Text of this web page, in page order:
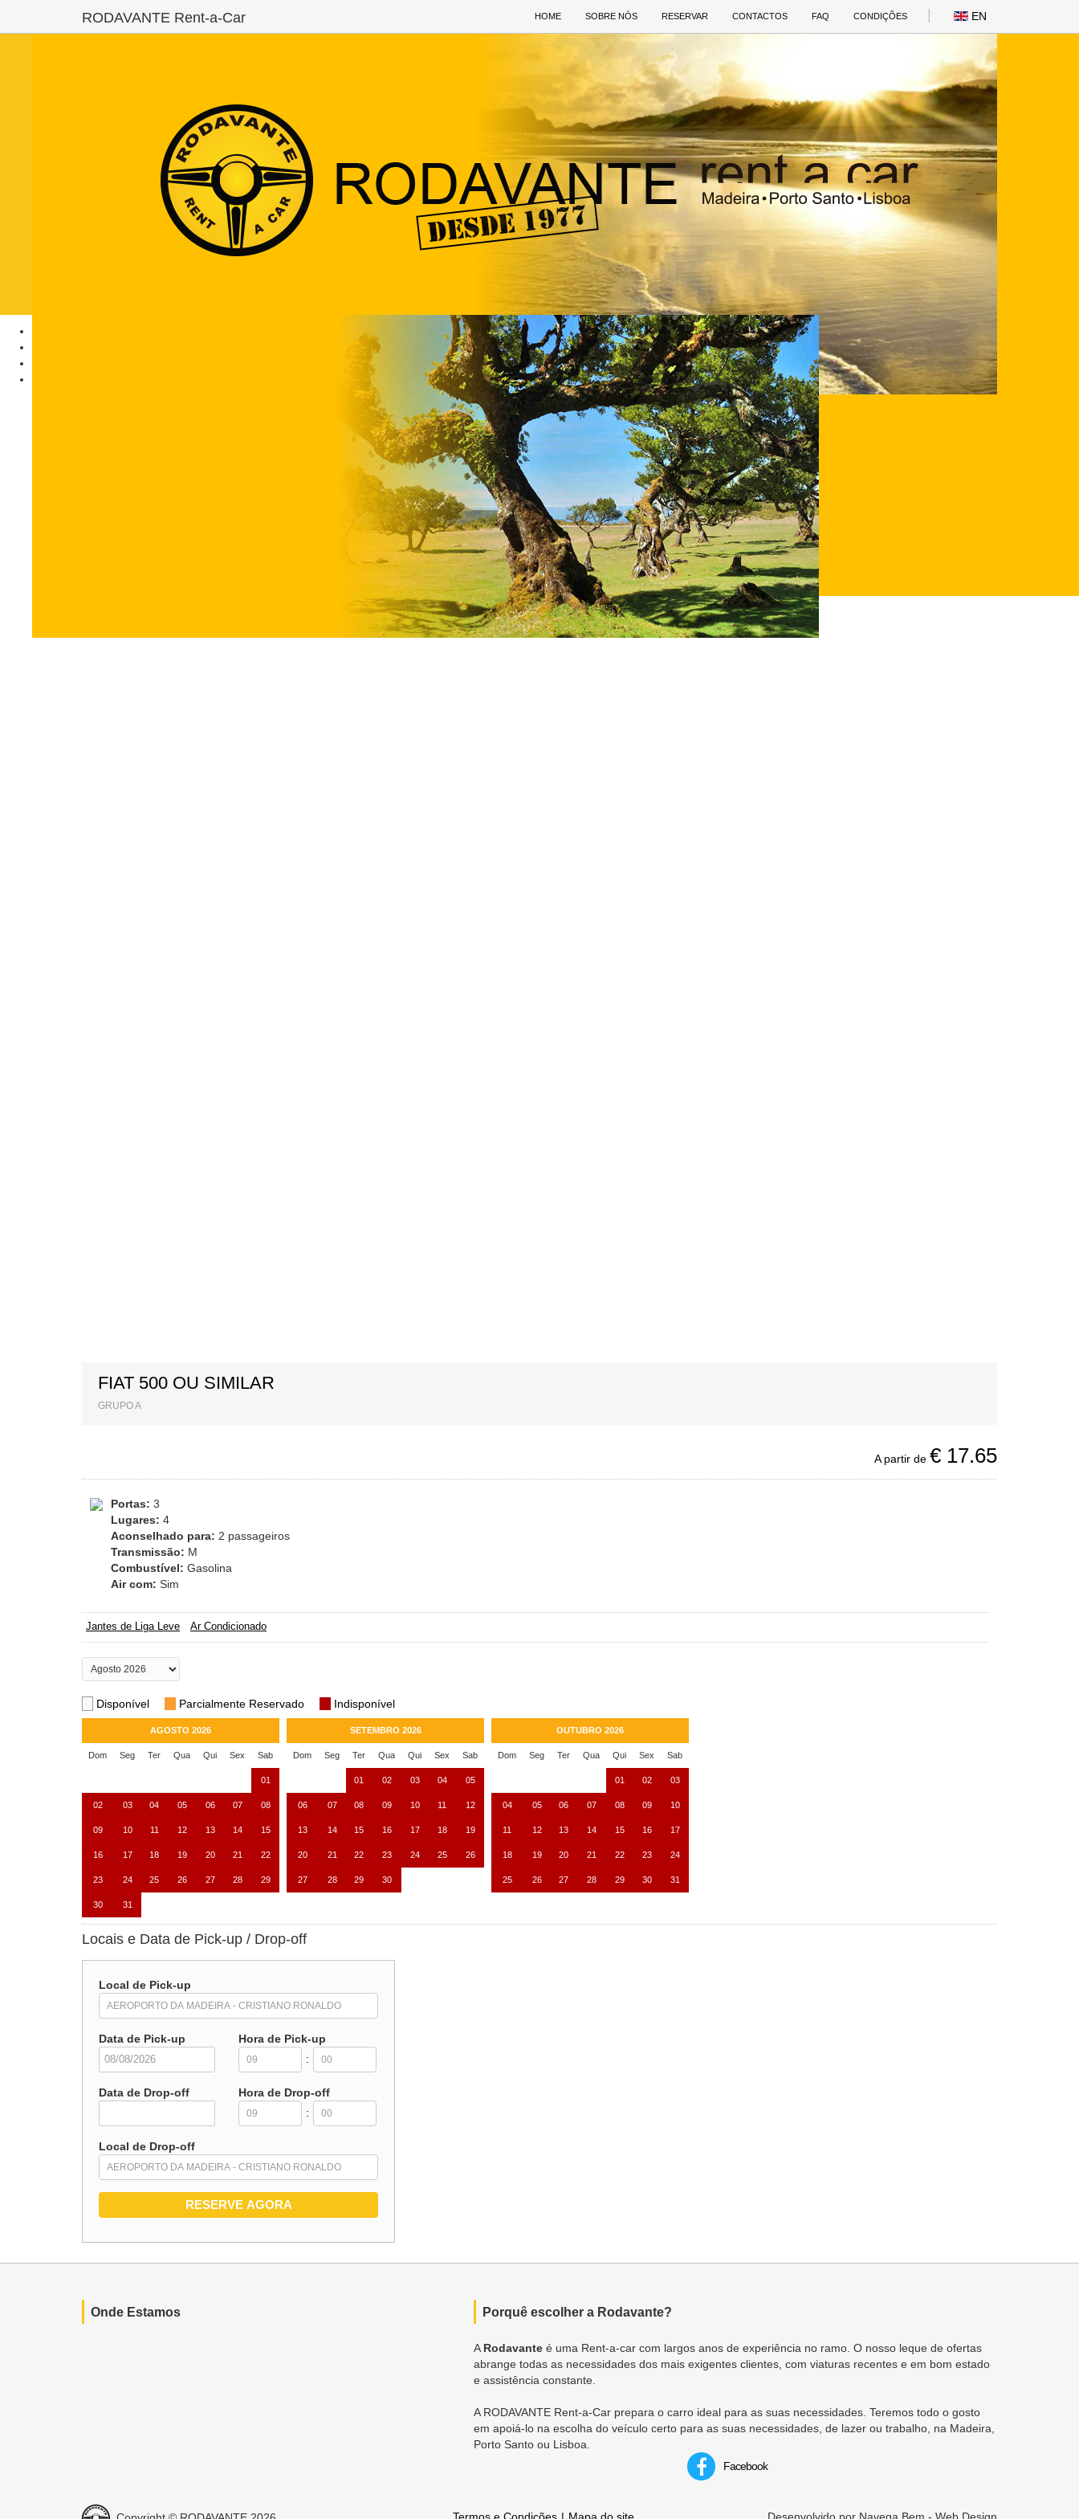
RODAVANTE Rent-a-Car HOME SOBRE NÓS RESERVAR CONTACTOS FAQ CONDIÇÕES EN
FIAT 500 OU SIMILAR
GRUPO A
A partir de € 17.65
Portas: 3
Lugares: 4
Aconselhado para: 2 passageiros
Transmissão: M
Combustível: Gasolina
Air com: Sim
Jantes de Liga Leve Ar Condicionado
Disponível Parcialmente Reservado Indisponível
AGOSTO 2026
Dom Seg Ter Qua Qui Sex Sab
01
02 03 04 05 06 07 08
09 10 11 12 13 14 15
16 17 18 19 20 21 22
23 24 25 26 27 28 29
30 31
SETEMBRO 2026
Dom Seg Ter Qua Qui Sex Sab
01 02 03 04 05
06 07 08 09 10 11 12
13 14 15 16 17 18 19
20 21 22 23 24 25 26
27 28 29 30
OUTUBRO 2026
Dom Seg Ter Qua Qui Sex Sab
01 02 03
04 05 06 07 08 09 10
11 12 13 14 15 16 17
18 19 20 21 22 23 24
25 26 27 28 29 30 31
Locais e Data de Pick-up / Drop-off
Local de Pick-up
Data de Pick-up
Hora de Pick-up
:
Data de Drop-off
Hora de Drop-off
:
Local de Drop-off
Onde Estamos Porquê escolher a Rodavante?
A Rodavanteé uma Rent-a-car com largos anos de experiência no ramo. O nosso leque de ofertas
abrange todas as necessidades dos mais exigentes clientes, com viaturas recentes e em bom estado
e assistência constante.
A RODAVANTE Rent-a-Car prepara o carro ideal para as suas necessidades. Teremos todo o gosto
em apoiá-lo na escolha do veículo certo para as suas necessidades, de lazer ou trabalho, na Madeira,
Porto Santo ou Lisboa.
Facebook